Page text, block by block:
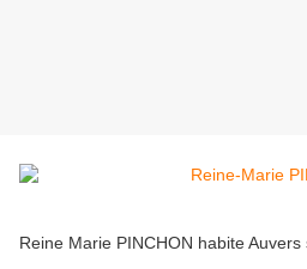
Reine Marie PINCHON habite Auvers